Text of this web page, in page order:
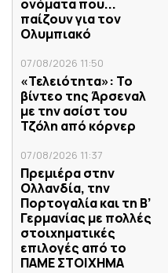
ονόματα που...
παίζουν για τον
Ολυμπιακό
07/08/2026 11:50
«Τελειότητα»: Το
βίντεο της Άρσεναλ
με την ασίστ του
Τζόλη από κόρνερ
07/08/2026 11:37
Πρεμιέρα στην
Ολλανδία, την
Πορτογαλία και τη Β’
Γερμανίας με πολλές
στοιχηματικές
επιλογές από το
ΠΑΜΕ ΣΤΟΙΧΗΜΑ